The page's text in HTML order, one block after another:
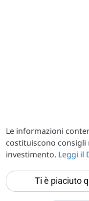
Le informazioni
costituiscono
investimento. Leggi il
Ti è piaciuto